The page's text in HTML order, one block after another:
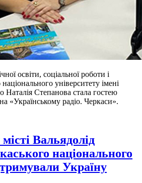
освіти, соціальної роботи і
університету імені
Наталія Степанова стала гостею
«Українському радіо. Черкаси».
Вальядолід
національного
Україну